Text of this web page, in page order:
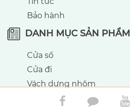
Bảo hành
DANH MỤC SẢN PHẨM
Cửa sổ
Cửa đi
Vách dựng nhôm
Phụ kiện cửa nhôm